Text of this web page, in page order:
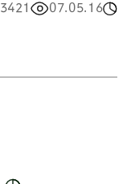
07.05.16 3421 צפיות